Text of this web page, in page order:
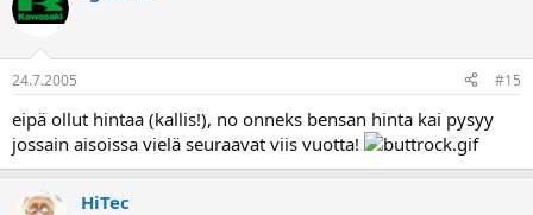
24.7.2005 #15
eipä ollut hintaa (kallis!), no onneks bensan hinta kai pysyy
jossain aisoissa vielä seuraavat viis vuotta!
HiTec